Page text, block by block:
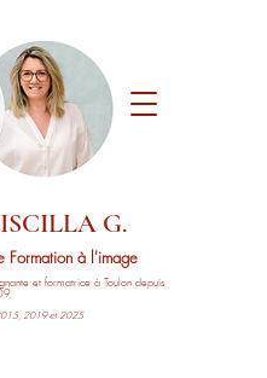
G.
Formation à l'image
et formatrice à Toulon depuis
2019 et 2025